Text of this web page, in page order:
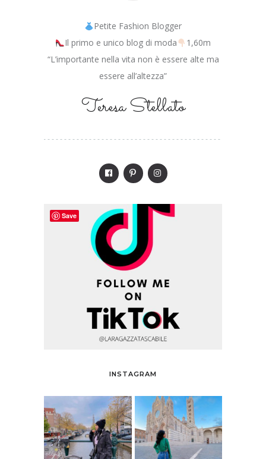
Petite Fashion Blogger
Il primo e unico blog di moda
1,60m
“L’importante nella vita non è essere alte ma
essere all’altezza”
Teresa Stellato
INSTAGRAM
Save